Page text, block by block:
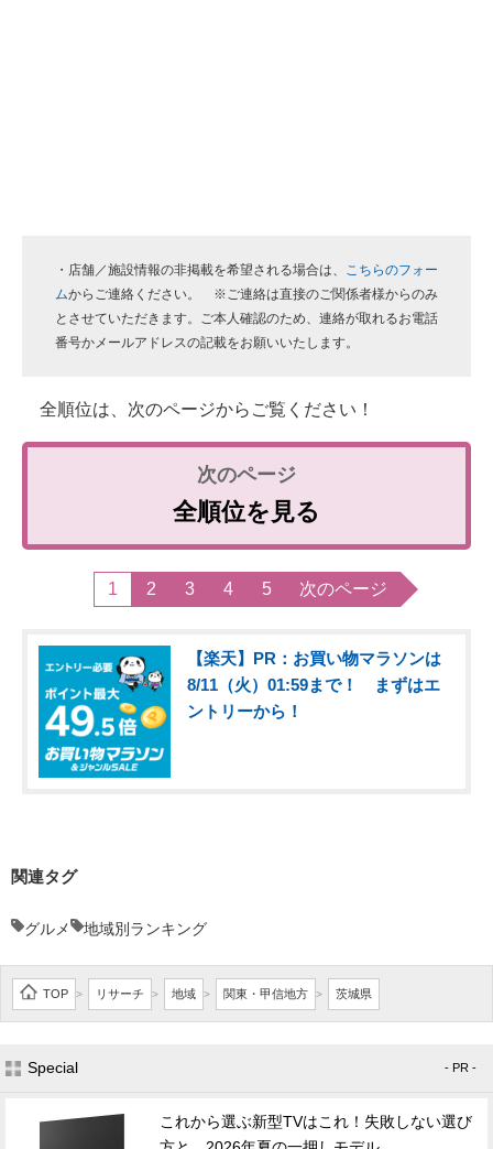
・店舗／施設情報の非掲載を希望される場合は、 こちらのフォー
ムからご連絡ください。 ※ご連絡は直接のご関係者様からのみ
とさせていただきます。ご本人確認のため、連絡が取れるお電話
番号かメールアドレスの記載をお願いいたします。
全順位は、次のページからご覧ください！
全順位を見る
1 2 3 4 5 次のページ
【楽天】PR：お買い物マラソンは
8/11（火）01:59まで！ まずはエ
ントリーから！
関連タグ
グルメ 地域別ランキング
TOP > リサーチ > 地域 > 関東・甲信地方 > 茨城県
Special - PR -
これから選ぶ新型TVはこれ！失敗しない選び